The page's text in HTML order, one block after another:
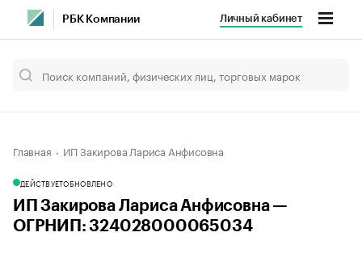
РБК Компании Личный кабинет
Главная ИП Закирова Лариса Анфисовна
ДЕЙСТВУЕТОБНОВЛЕНО
ИП Закирова Лариса Анфисовна —
ОГРНИП: 324028000065034